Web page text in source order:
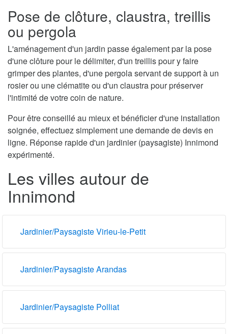
Pose de clôture, claustra, treillis
ou pergola
L'aménagement d'un jardin passe également par la pose
d'une clôture pour le délimiter, d'un treillis pour y faire
grimper des plantes, d'une pergola servant de support à un
rosier ou une clématite ou d'un claustra pour préserver
l'intimité de votre coin de nature.
Pour être conseillé au mieux et bénéficier d'une installation
soignée, effectuez simplement une demande de devis en
ligne. Réponse rapide d'un jardinier (paysagiste) Innimond
expérimenté.
Les villes autour de
Innimond
Jardinier/Paysagiste Virieu-le-Petit
Jardinier/Paysagiste Arandas
Jardinier/Paysagiste Polliat